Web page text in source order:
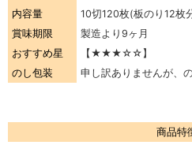
内容量
10切120枚(板のり12枚
賞味期限
製造より9ヶ月
おすすめ星
【★★★☆☆】
のし包装
申し訳ありませんが、
商品特